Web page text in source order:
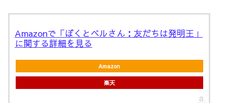
Amazonで「ぼくとベルさん：友だちは発明王」
に関する詳細を見る
Amazon
楽天